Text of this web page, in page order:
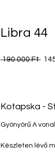
Libra 44
190 000 Ft
Kotapska -
Gyönyörű A
Készleten lévő